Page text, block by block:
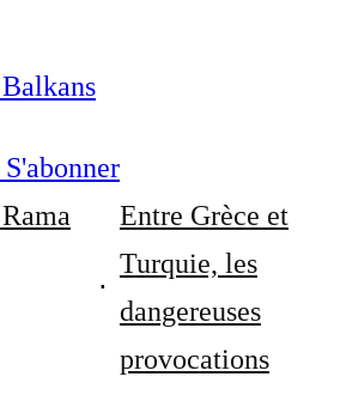
S'abonner
Entre Grèce et
Turquie, les
dangereuses
provocations